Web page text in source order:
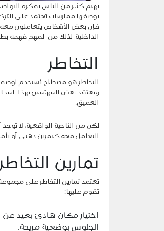
يهتم كثير من الناس بفكرة
بوصفها ممارسات تعتمد على
فإن بعض الأشخاص يتعاملون معه
الداخلية. لذلك من المهم فهمه
التخاطر
التخاطر هو مصطلح يُستخدم لوصف
ويعتقد بعض المهتمين بهذا
العميق.
لكن من الناحية الواقعية، لا
التعامل معه كتمرين ذهني أو
تمارين التخاطر
تعتمد تمارين التخاطر على
تقوم عليها:
اختيار مكان هادئ بعيد عن
الجلوس بوضعية مريحة.